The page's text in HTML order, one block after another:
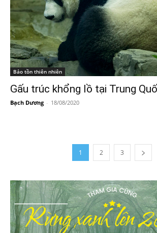
Bảo tồn thiên nhiên
Gấu trúc khổng lồ tại Trung
Bạch Dương - 18/08/2020
1 2 3